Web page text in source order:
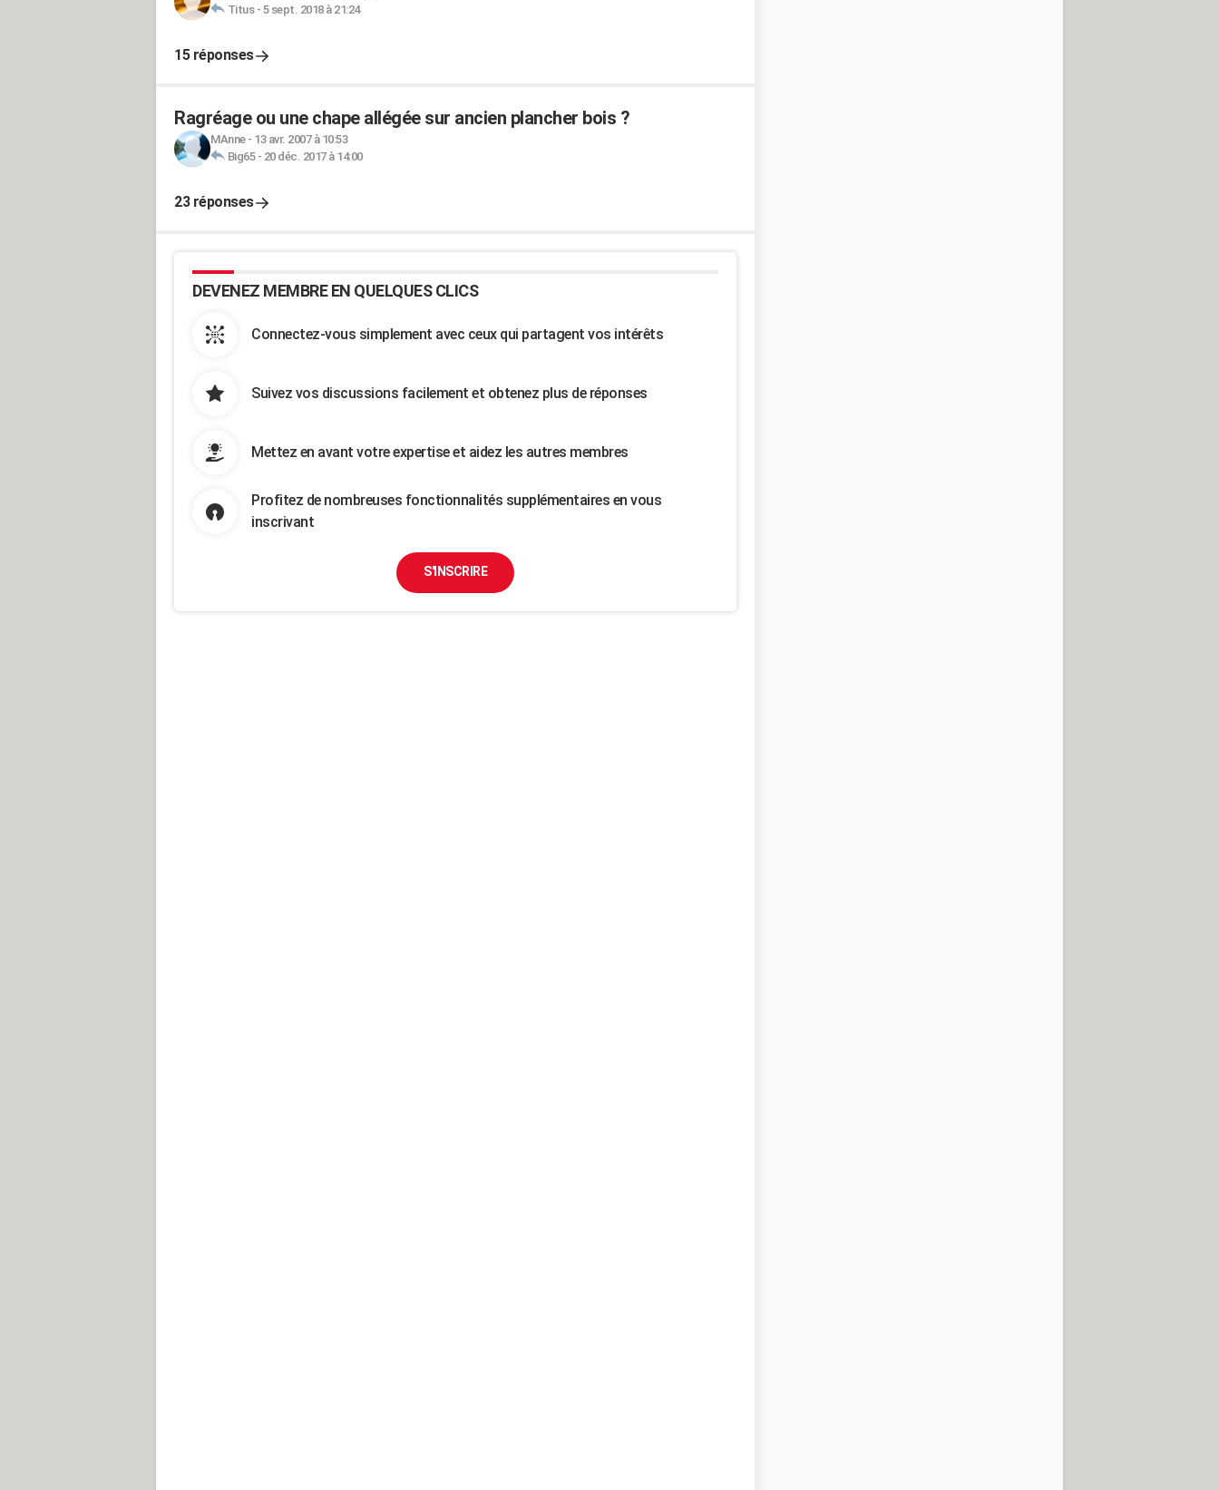
Titus- 5 sept. 2018 à 21:24
15 réponses
Ragréage ou une chape allégée sur ancien plancher bois ?
MAnne- 13 avr. 2007 à 10:53
Big65- 20 déc. 2017 à 14:00
23 réponses
DEVENEZ MEMBRE EN QUELQUES CLICS
Connectez-vous simplement avec ceux qui partagent vos intérêts
Suivez vos discussions facilement et obtenez plus de réponses
Mettez en avant votre expertise et aidez les autres membres
Profitez de nombreuses fonctionnalités supplémentaires en vous
inscrivant
S'INSCRIRE